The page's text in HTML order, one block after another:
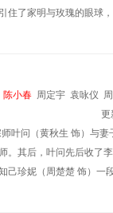
住了家明与玫瑰的眼球
陈小春 周定宇 袁咏仪
更
叶问（黄秋生 饰）与
。其后，叶问先后收了
己珍妮（周楚楚 饰）